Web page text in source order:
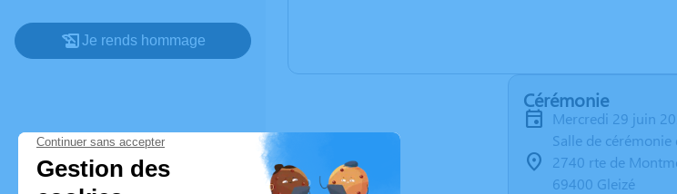
Je rends hommage
Cérémonie
mercredi 29 juin
Salle de cérémonie
2740 rte de
69400 Gleizé